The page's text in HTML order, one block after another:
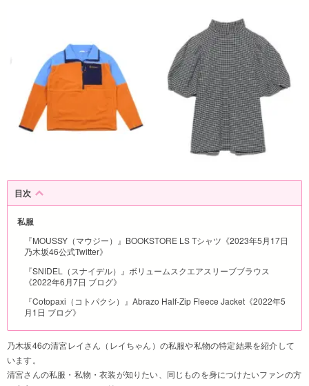
目次
私服
『MOUSSY（マウジー）』BOOKSTORE LS Tシャツ《2023年5月17日
乃木坂46公式Twitter》
『SNIDEL（スナイデル）』ボリュームスクエアスリーブブラウス
《2022年6月7日 ブログ》
『Cotopaxi（コトパクシ）』Abrazo Half-Zip Fleece Jacket《2022年5
月1日 ブログ》
乃木坂46の清宮レイさん（レイちゃん）の私服や私物の特定結果を紹介して
います。
清宮さんの私服・私物・衣装が知りたい、同じものを身につけたいファンの方